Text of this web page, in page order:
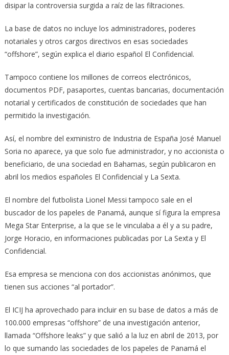
disipar la controversia surgida a raíz de las filtraciones.
La base de datos no incluye los administradores, poderes
notariales y otros cargos directivos en esas sociedades
“offshore”, según explica el diario español El Confidencial.
Tampoco contiene los millones de correos electrónicos,
documentos PDF, pasaportes, cuentas bancarias, documentación
notarial y certificados de constitución de sociedades que han
permitido la investigación.
Así, el nombre del exministro de Industria de España José Manuel
Soria no aparece, ya que solo fue administrador, y no accionista o
beneficiario, de una sociedad en Bahamas, según publicaron en
abril los medios españoles El Confidencial y La Sexta.
El nombre del futbolista Lionel Messi tampoco sale en el
buscador de los papeles de Panamá, aunque sí figura la empresa
Mega Star Enterprise, a la que se le vinculaba a él y a su padre,
Jorge Horacio, en informaciones publicadas por La Sexta y El
Confidencial.
Esa empresa se menciona con dos accionistas anónimos, que
tienen sus acciones “al portador”.
El ICIJ ha aprovechado para incluir en su base de datos a más de
100.000 empresas “offshore” de una investigación anterior,
llamada “Offshore leaks” y que salió a la luz en abril de 2013, por
lo que sumando las sociedades de los papeles de Panamá el